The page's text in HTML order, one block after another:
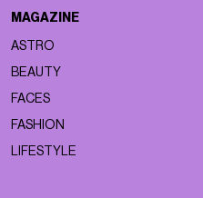
MAGAZINE
ASTRO
BEAUTY
FACES
FASHION
LIFESTYLE